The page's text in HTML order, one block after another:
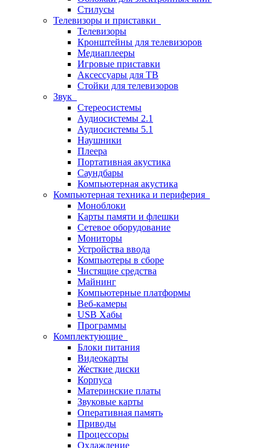
Стилусы
Телевизоры и приставки
Телевизоры
Кронштейны для телевизоров
Медиаплееры
Игровые приставки
Аксессуары для ТВ
Стойки для телевизоров
Звук
Стереосистемы
Аудиосистемы 2.1
Аудиосистемы 5.1
Наушники
Плеера
Портативная акустика
Саундбары
Компьютерная акустика
Компьютерная техника и периферия
Моноблоки
Карты памяти и флешки
Сетевое оборудование
Мониторы
Устройства ввода
Компьютеры в сборе
Чистящие средства
Майнинг
Компьютерные платформы
Веб-камеры
USB Хабы
Программы
Комплектующие
Блоки питания
Видеокарты
Жесткие диски
Корпуса
Материнские платы
Звуковые карты
Оперативная память
Приводы
Процессоры
Охлаждение